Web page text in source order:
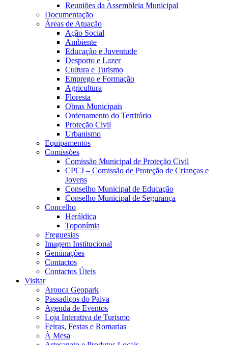
Reuniões da Assembleia Municipal
Documentação
Áreas de Atuação
Ação Social
Ambiente
Educação e Juventude
Desporto e Lazer
Cultura e Turismo
Emprego e Formação
Agricultura
Floresta
Obras Municipais
Ordenamento do Território
Proteção Civil
Urbanismo
Equipamentos
Comissões
Comissão Municipal de Proteção Civil
CPCJ – Comissão de Proteção de Crianças e
Jovens
Conselho Municipal de Educação
Conselho Municipal de Segurança
Concelho
Heráldica
Toponímia
Freguesias
Imagem Institucional
Geminações
Contactos
Contactos Úteis
Visitar
Arouca Geopark
Passadiços do Paiva
Agenda de Eventos
Loja Interativa de Turismo
Feiras, Festas e Romarias
À Mesa